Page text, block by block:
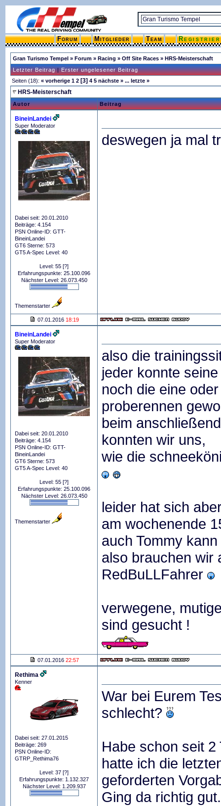
Forum Mitglieder Team
Gran Turismo Tempel » Forum » Racing » Off Site Races » HRS-Meisterschaft
Letzter Beitrag|Erster ungelesener Beitrag
Seiten (18): « vorherige 1 2 [3] 4 5 nächste » ... letzte »
HRS-Meisterschaft
Autor Beitrag
BineinLandei
Super Moderator
Dabei seit: 20.01.2010
Beiträge: 4.154
PSN Online-ID: GTT-
BineinLandei
GT6 Sterne: 573
GT5 A-Spec Level: 40
Level: 55 [?]
Erfahrungspunkte: 25.100.096
Nächster Level: 26.073.450
Themenstarter
deswegen ja mal
07.01.2016 18:19
BineinLandei
Super Moderator
Dabei seit: 20.01.2010
Beiträge: 4.154
PSN Online-ID: GTT-
BineinLandei
GT6 Sterne: 573
GT5 A-Spec Level: 40
Level: 55 [?]
Erfahrungspunkte: 25.100.096
Nächster Level: 26.073.450
Themenstarter
also die
jeder konnte
noch die eine
proberennen
beim
konnten wir uns,
wie die
leider hat sich
am wochenende
auch Tommy
also brauchen wir
RedBuLLFahrer
verwegene,
sind gesucht !
07.01.2016 22:57
Rethima
Kenner
Dabei seit: 27.01.2015
Beiträge: 269
PSN Online-ID:
GTRP_Rethima76
Level: 37 [?]
Erfahrungspunkte: 1.132.327
Nächster Level: 1.209.937
War bei Eurem
schlecht?
Habe schon seit
hatte ich die
geforderten
Ging da richtig